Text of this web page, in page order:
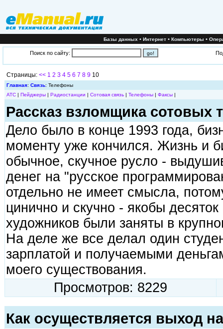
Базы данных•Интернет•Компьютеры•
Поиск по сайту:
Страницы: << 1 2 3 4 5 6 7 8 910
Главная: Связь: Телефоны
АТС| Пейджеры| Радиостанции | Сотовая связь| Телефоны| Факсы|
Рассказ взломщика сотовых
Дело было в конце 1993 года,
моменту уже кончился. Жизнь и
обычное, скучное русло -
денег на "русское
отдельно не имеет смысла,
цинично и скучно - якобы
художников были заняты в
На деле же все делал один
зарплатой и получаемыми
моего существования.
Просмотров: 8229
Как осуществляется выход